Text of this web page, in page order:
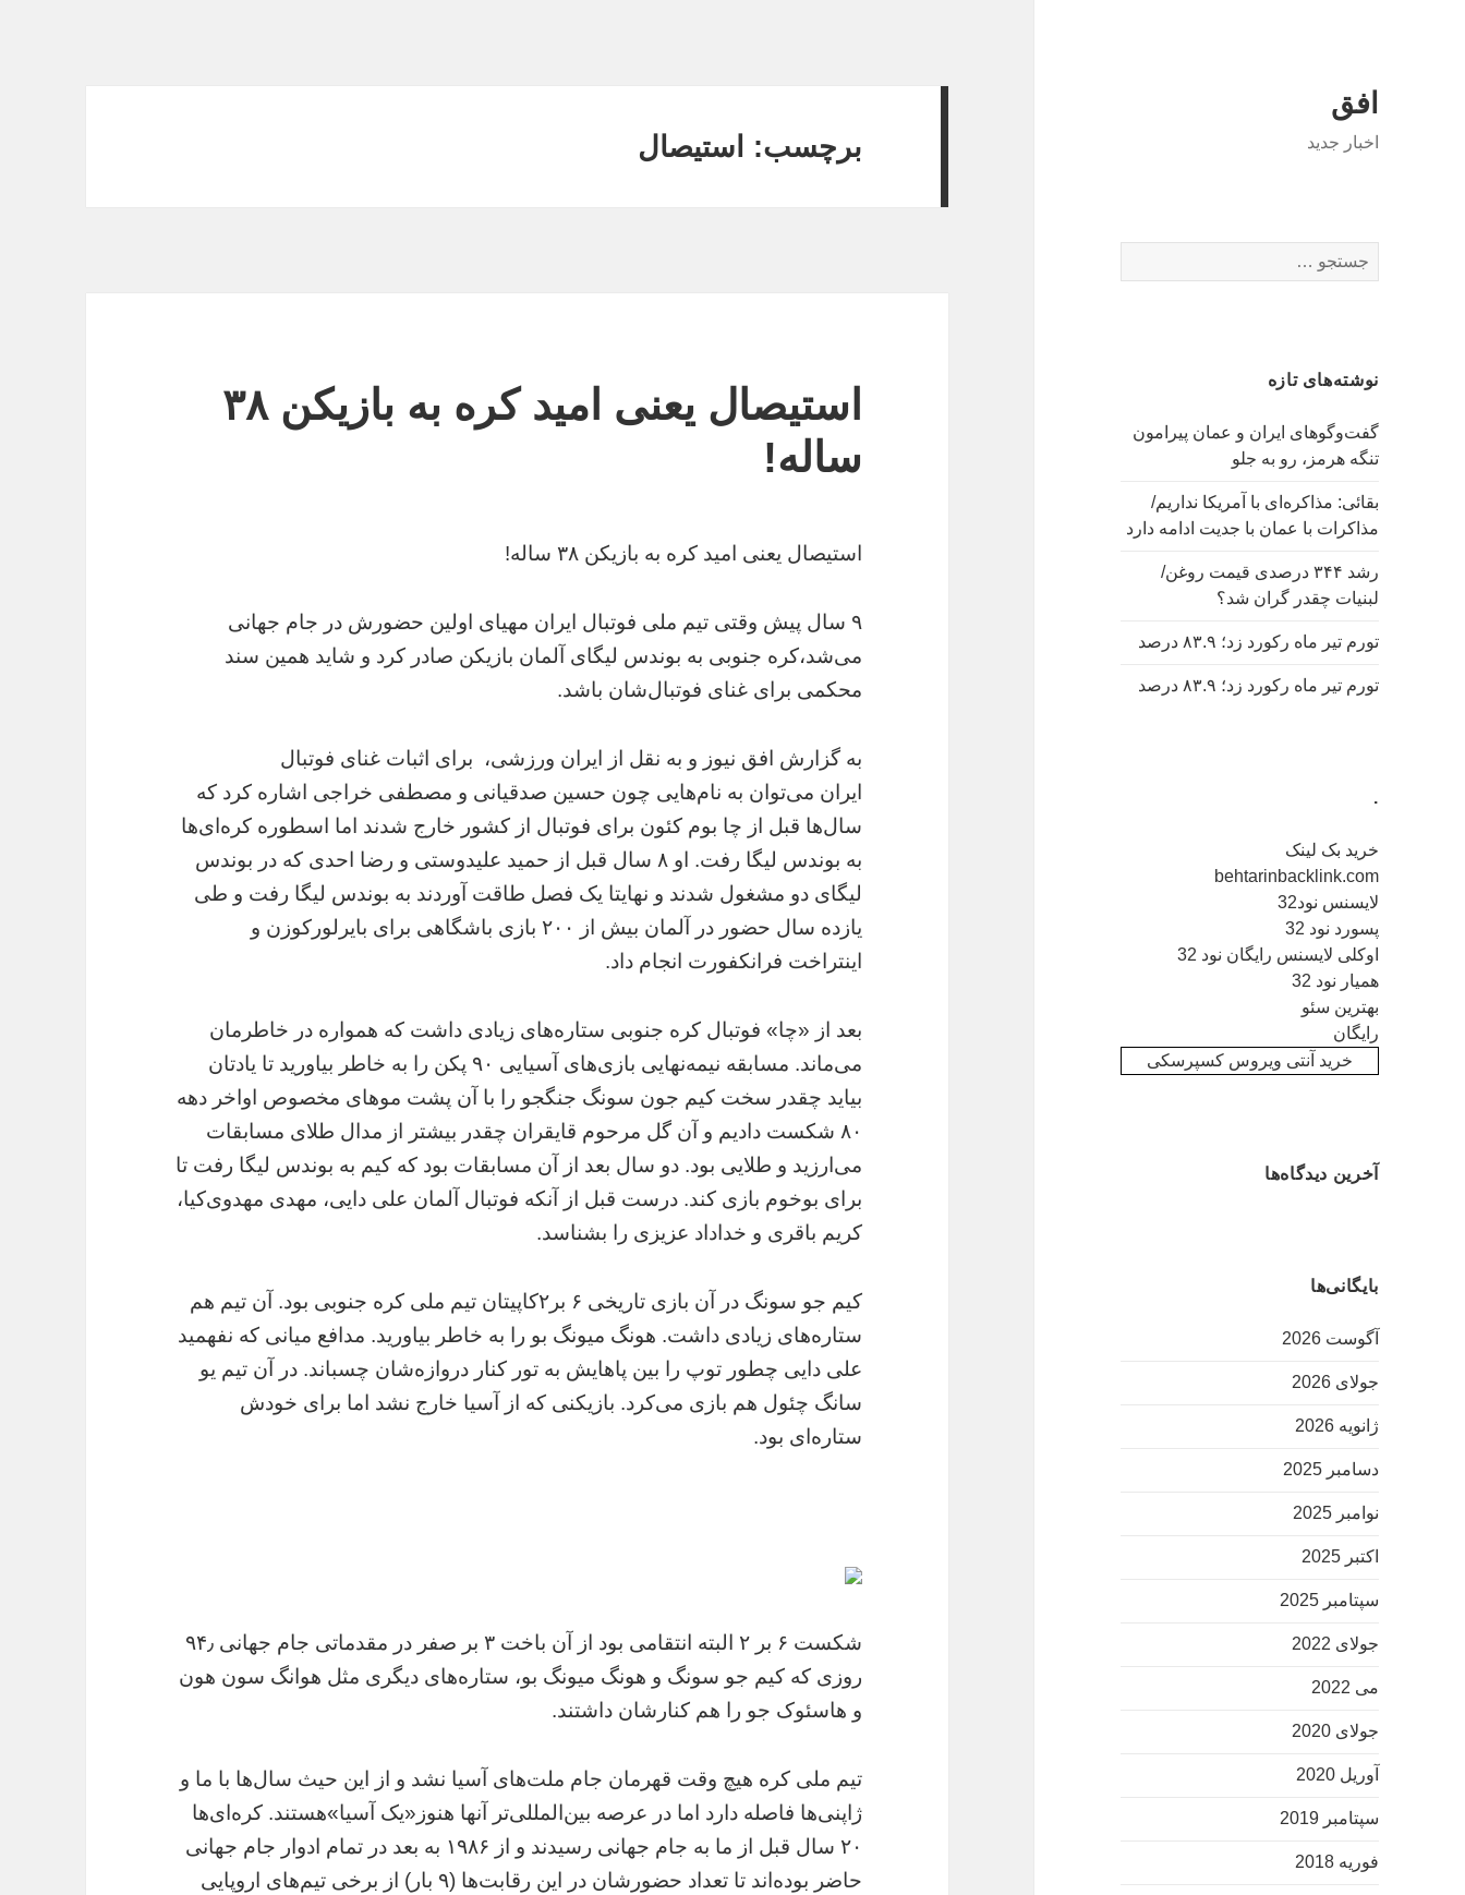
افق
اخبار جدید
برای:
نوشته‌های تازه
گفت‌وگوهای ایران و عمان پیرامون
تنگه هرمز، رو به جلو
بقائی: مذاکره‌ای با آمریکا نداریم/
مذاکرات با عمان با جدیت ادامه دارد
رشد ۳۴۴ درصدی قیمت روغن/
لبنیات چقدر گران شد؟
تورم تیر ماه رکورد زد؛ ۸۳.۹ درصد
تورم تیر ماه رکورد زد؛ ۸۳.۹ درصد
.
خرید بک لینک
behtarinbacklink.com
لایسنس نود32
پسورد نود 32
اوکلی لایسنس رایگان نود 32
همیار نود 32
بهترین سئو
رایگان
خرید آنتی ویروس کسپرسکی
آخرین دیدگاه‌ها
بایگانی‌ها
آگوست 2026
جولای 2026
ژانویه 2026
دسامبر 2025
نوامبر 2025
اکتبر 2025
سپتامبر 2025
جولای 2022
می 2022
جولای 2020
آوریل 2020
سپتامبر 2019
فوریه 2018
برچسب: استیصال
استیصال یعنی امید کره به بازیکن ۳۸
ساله!
استیصال یعنی امید کره به بازیکن ۳۸ ساله!
۹ سال پیش وقتی تیم ملی فوتبال ایران مهیای اولین حضورش در جام جهانی
می‌شد،کره جنوبی به بوندس لیگای آلمان بازیکن صادر کرد و شاید همین سند
محکمی برای غنای فوتبال‌شان باشد.
به گزارش افق نیوز و به نقل از ایران ورزشی، برای اثبات غنای فوتبال
ایران می‌توان به نام‌هایی چون حسین صدقیانی و مصطفی خراجی اشاره کرد که
سال‌ها قبل از چا بوم کئون برای فوتبال از کشور خارج شدند اما اسطوره کره‌ای‌ها
به بوندس لیگا رفت. او ۸ سال قبل از حمید علیدوستی و رضا احدی که در بوندس
لیگای دو مشغول شدند و نهایتا یک فصل طاقت آوردند به بوندس لیگا رفت و طی
یازده سال حضور در آلمان بیش از ۲۰۰ بازی باشگاهی برای بایرلورکوزن و
اینتراخت فرانکفورت انجام داد.
بعد از «چا» فوتبال کره جنوبی ستاره‌های زیادی داشت که همواره در خاطرمان
می‌ماند. مسابقه نیمه‌نهایی بازی‌های آسیایی ۹۰ پکن را به خاطر بیاورید تا یادتان
بیاید چقدر سخت کیم جون سونگ جنگجو را با آن پشت موهای مخصوص اواخر دهه
۸۰ شکست دادیم و آن گل مرحوم قایقران چقدر بیشتر از مدال طلای مسابقات
می‌ارزید و طلایی بود. دو سال بعد از آن مسابقات بود که کیم به بوندس لیگا رفت تا
برای بوخوم بازی کند. درست قبل از آنکه فوتبال آلمان علی دایی، مهدی مهدوی‌کیا،
کریم باقری و خداداد عزیزی را بشناسد.
کیم جو سونگ در آن بازی تاریخی ۶ بر۲کاپیتان تیم ملی کره جنوبی بود. آن تیم هم
ستاره‌های زیادی داشت. هونگ میونگ بو را به خاطر بیاورید. مدافع میانی که نفهمید
علی دایی چطور توپ را بین پاهایش به تور کنار دروازه‌شان چسباند. در آن تیم یو
سانگ چئول هم بازی می‌کرد. بازیکنی که از آسیا خارج نشد اما برای خودش
ستاره‌ای بود.
شکست ۶ بر ۲ البته انتقامی بود از آن باخت ۳ بر صفر در مقدماتی جام جهانی ۹۴٫
روزی که کیم جو سونگ و هونگ میونگ بو، ستاره‌های دیگری مثل هوانگ سون هون
و هاسئوک جو را هم کنارشان داشتند.
تیم ملی کره هیچ وقت قهرمان جام ملت‌های آسیا نشد و از این حیث سال‌ها با ما و
ژاپنی‌ها فاصله دارد اما در عرصه بین‌المللی‌تر آنها هنوز«یک آسیا»هستند. کره‌ای‌ها
۲۰ سال قبل از ما به جام جهانی رسیدند و از ۱۹۸۶ به بعد در تمام ادوار جام جهانی
حاضر بوده‌اند تا تعداد حضورشان در این رقابت‌ها (۹ بار) از برخی تیم‌های اروپایی